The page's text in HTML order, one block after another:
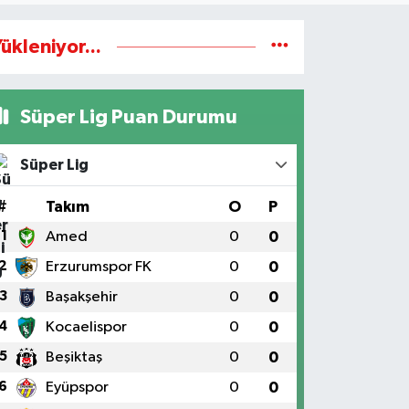
Süper Lig Puan Durumu
Süper Lig
Takım O P
1 Amed 0 0
Erzurumspor FK 0 0
3 Başakşehir 0 0
Kocaelispor 0 0
5 Beşiktaş 0 0
Eyüpspor 0 0